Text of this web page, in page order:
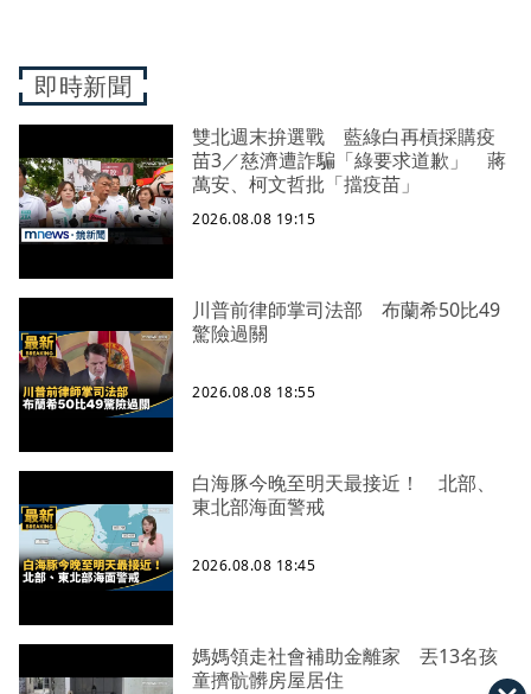
即時新聞
雙北週末拚選戰 藍綠白再槓採購疫
苗3／慈濟遭詐騙「綠要求道歉」 蔣
萬安、柯文哲批「擋疫苗」
2026.08.08 19:15
川普前律師掌司法部 布蘭希50比49
驚險過關
2026.08.08 18:55
白海豚今晚至明天最接近！ 北部、
東北部海面警戒
2026.08.08 18:45
媽媽領走社會補助金離家 丟13名孩
童擠骯髒房屋居住